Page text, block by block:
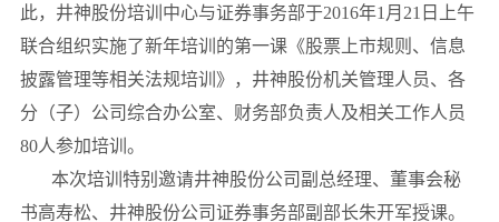
此，井神股份培训中心与证券事务部于2016年1月21日上午
联合组织实施了新年培训的第一课《股票上市规则、信息
披露管理等相关法规培训》，井神股份机关管理人员、各
分（子）公司综合办公室、财务部负责人及相关工作人员
80人参加培训。
本次培训特别邀请井神股份公司副总经理、董事会秘
书高寿松、井神股份公司证券事务部副部长朱开军授课。